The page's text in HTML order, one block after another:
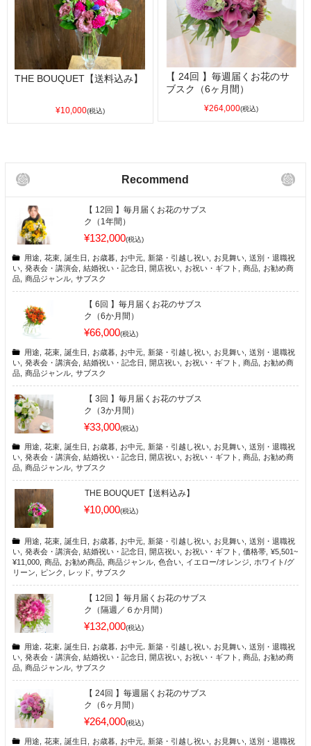
THE BOUQUET【送料込み】
¥10,000(税込)
【 24回 】毎週届くお花のサ
ブスク（6ヶ月間）
¥264,000(税込)
Recommend
【 12回 】毎月届くお花のサブス
ク（1年間）
¥132,000(税込)
用途 花束, 誕生日 お歳暮, お中元, 新築・引越し祝い, お見舞い, 送別・退職祝
い, 発表会・講演会, 結婚祝い・記念日 開店祝い, お祝い・ギフト 商品,
お勧め商
品, 商品ジャンル, サブスク
【 6回 】毎月届くお花のサブス
ク（6か月間）
¥66,000(税込)
用途 花束, 誕生日 お歳暮, お中元, 新築・引越し祝い, お見舞い, 送別・退職祝
い, 発表会・講演会, 結婚祝い・記念日 開店祝い, お祝い・ギフト 商品,
お勧め商
品, 商品ジャンル, サブスク
【 3回 】毎月届くお花のサブス
ク（3か月間）
¥33,000(税込)
用途 花束, 誕生日 お歳暮, お中元, 新築・引越し祝い, お見舞い, 送別・退職祝
い, 発表会・講演会, 結婚祝い・記念日 開店祝い, お祝い・ギフト 商品,
お勧め商
品, 商品ジャンル, サブスク
THE BOUQUET【送料込み】
¥10,000(税込)
用途 花束, 誕生日 お歳暮, お中元, 新築・引越し祝い, お見舞い, 送別・退職祝
い, 発表会・講演会, 結婚祝い・記念日 開店祝い, お祝い・ギフト 価格帯, ¥5,501~
¥11,000, 商品, お勧め商品, 商品ジャンル, 色合い, イエロー/オレンジ, ホワイト/グ
リーン, ピンク , レッド, サブスク
【 12回 】毎月届くお花のサブス
ク（隔週／６か月間）
¥132,000(税込)
用途, 花束, 誕生日 , お歳暮, お中元, 新築・引越し祝い, お見舞い, 送別・退職祝
い, 発表会・講演会, 結婚祝い・記念日 開店祝い, お祝い・ギフト 商品,
お勧め商
品, 商品ジャンル, サブスク
【 24回 】毎週届くお花のサブス
ク（6ヶ月間）
¥264,000(税込)
用途 花束, 誕生日 お歳暮, お中元, 新築・引越し祝い, お見舞い, 送別・退職祝